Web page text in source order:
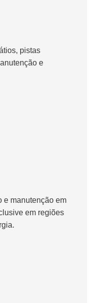
pistas
e
e manutenção em
em regiões